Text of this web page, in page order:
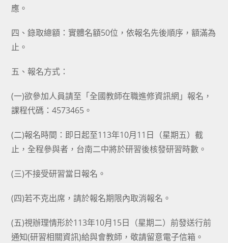
應。
四、錄取總額：實體名額50位，依報名先後順序，額滿為
止。
五、報名方式：
(一)欲參加人員請至「全國教師在職進修資訊網」報名，
課程代碼：4573465。
(二)報名時間：即日起至113年10月11日（星期五）截
止，全程參與者，台南二中將於研習後核發研習時數。
(三)不接受研習當日報名。
(四)若不克出席，請於報名期限內取消報名。
(五)視辦理情形於113年10月15日（星期二）前發送行前
通知(研習相關資訊)給與會教師，敬請留意電子信箱。